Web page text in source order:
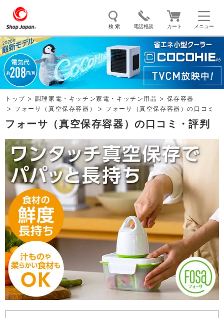
メニュー
検 索 電話相談 カート
トゥルースリーパー ソイリッチ ここひえ 枕
掃除機 クッキングプロ マイキュット
エアコン オーラルスマイル
トップ 調理家電・キッチン家電・キッチン用品
保存容器
フォーサ（真空保存容器）
フォーサ（真空保存容器）の口コミ
フォーサ（真空保存容器）の口コミ・評判